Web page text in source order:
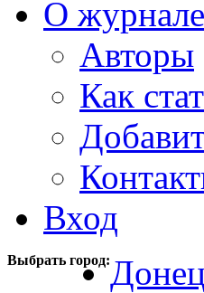
О журнале
Авторы
Как
Вход
Выбрать город: